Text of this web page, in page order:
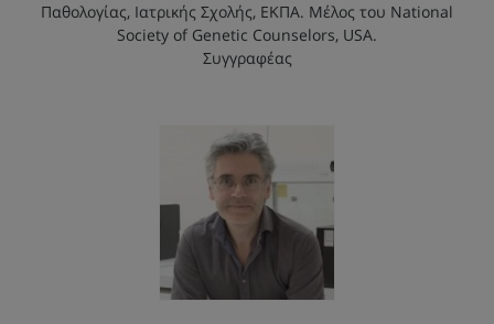
Παθολογίας, Ιατρικής Σχολής, ΕΚΠΑ. Μέλος του National
Society of Genetic Counselors, USA.
Συγγραφέας